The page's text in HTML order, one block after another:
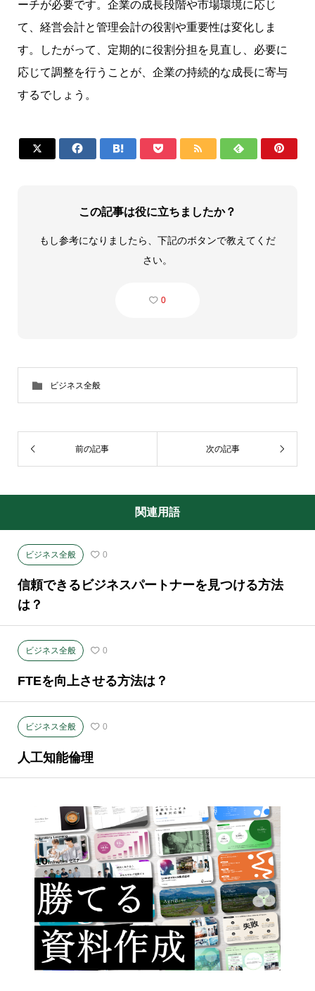
ーチが必要です。企業の成長段階や市場環境に応じ
て、経営会計と管理会計の役割や重要性は変化しま
す。したがって、定期的に役割分担を見直し、必要に
応じて調整を行うことが、企業の持続的な成長に寄与
するでしょう。
      
この記事は役に立ちましたか？
もし参考になりましたら、下記のボタンで教えてくだ
さい。
0
ビジネス全般
前の記事 次の記事
関連用語
ビジネス全般 0
信頼できるビジネスパートナーを見つける方法
は？
ビジネス全般 0
FTEを向上させる方法は？
ビジネス全般 0
人工知能倫理